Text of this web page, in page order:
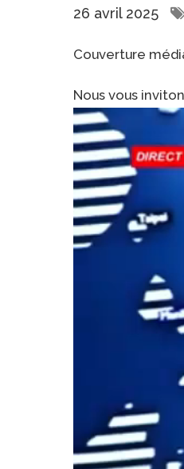
26 avril 2025
Couverture
Nous vous
Lecteur
vidéo